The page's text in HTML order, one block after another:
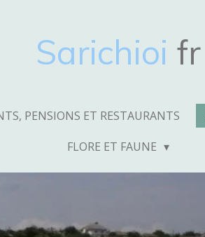
Sarichioi fr
PENSIONS ET RESTAURANTS
FLORE ET FAUNE